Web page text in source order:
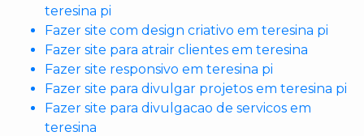
teresina pi
Fazer site com design criativo em teresina pi
Fazer site para atrair clientes em teresina
Fazer site responsivo em teresina pi
Fazer site para divulgar projetos em teresina pi
Fazer site para divulgacao de servicos em
teresina